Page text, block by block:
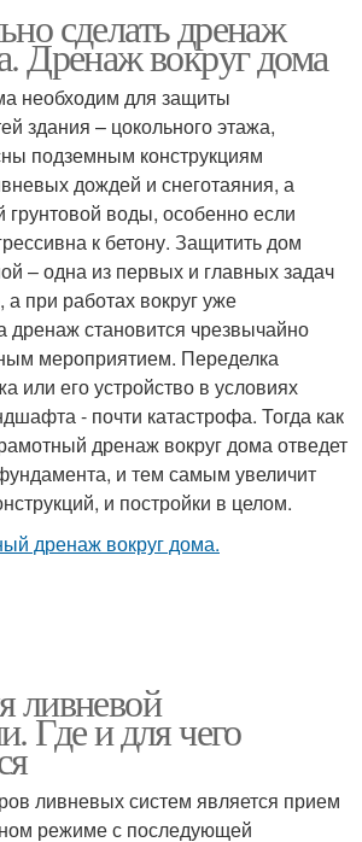
сделать дренаж
Дренаж вокруг дома
необходим для защиты
здания – цокольного этажа,
подземным конструкциям
дождей и снеготаяния, а
грунтовой воды, особенно если
к бетону. Защитить дом
– одна из первых и главных задач
а при работах вокруг уже
дренаж становится чрезвычайно
мероприятием. Переделка
или его устройство в условиях
- почти катастрофа. Тогда как
дренаж вокруг дома отведет
и тем самым увеличит
и постройки в целом.
ливневой
Где и для чего
ливневых систем является прием
режиме с последующей